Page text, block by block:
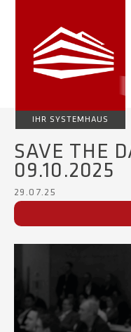
IHR SYSTEMHAUS
SAVE THE
09.10.2025
29.07.25